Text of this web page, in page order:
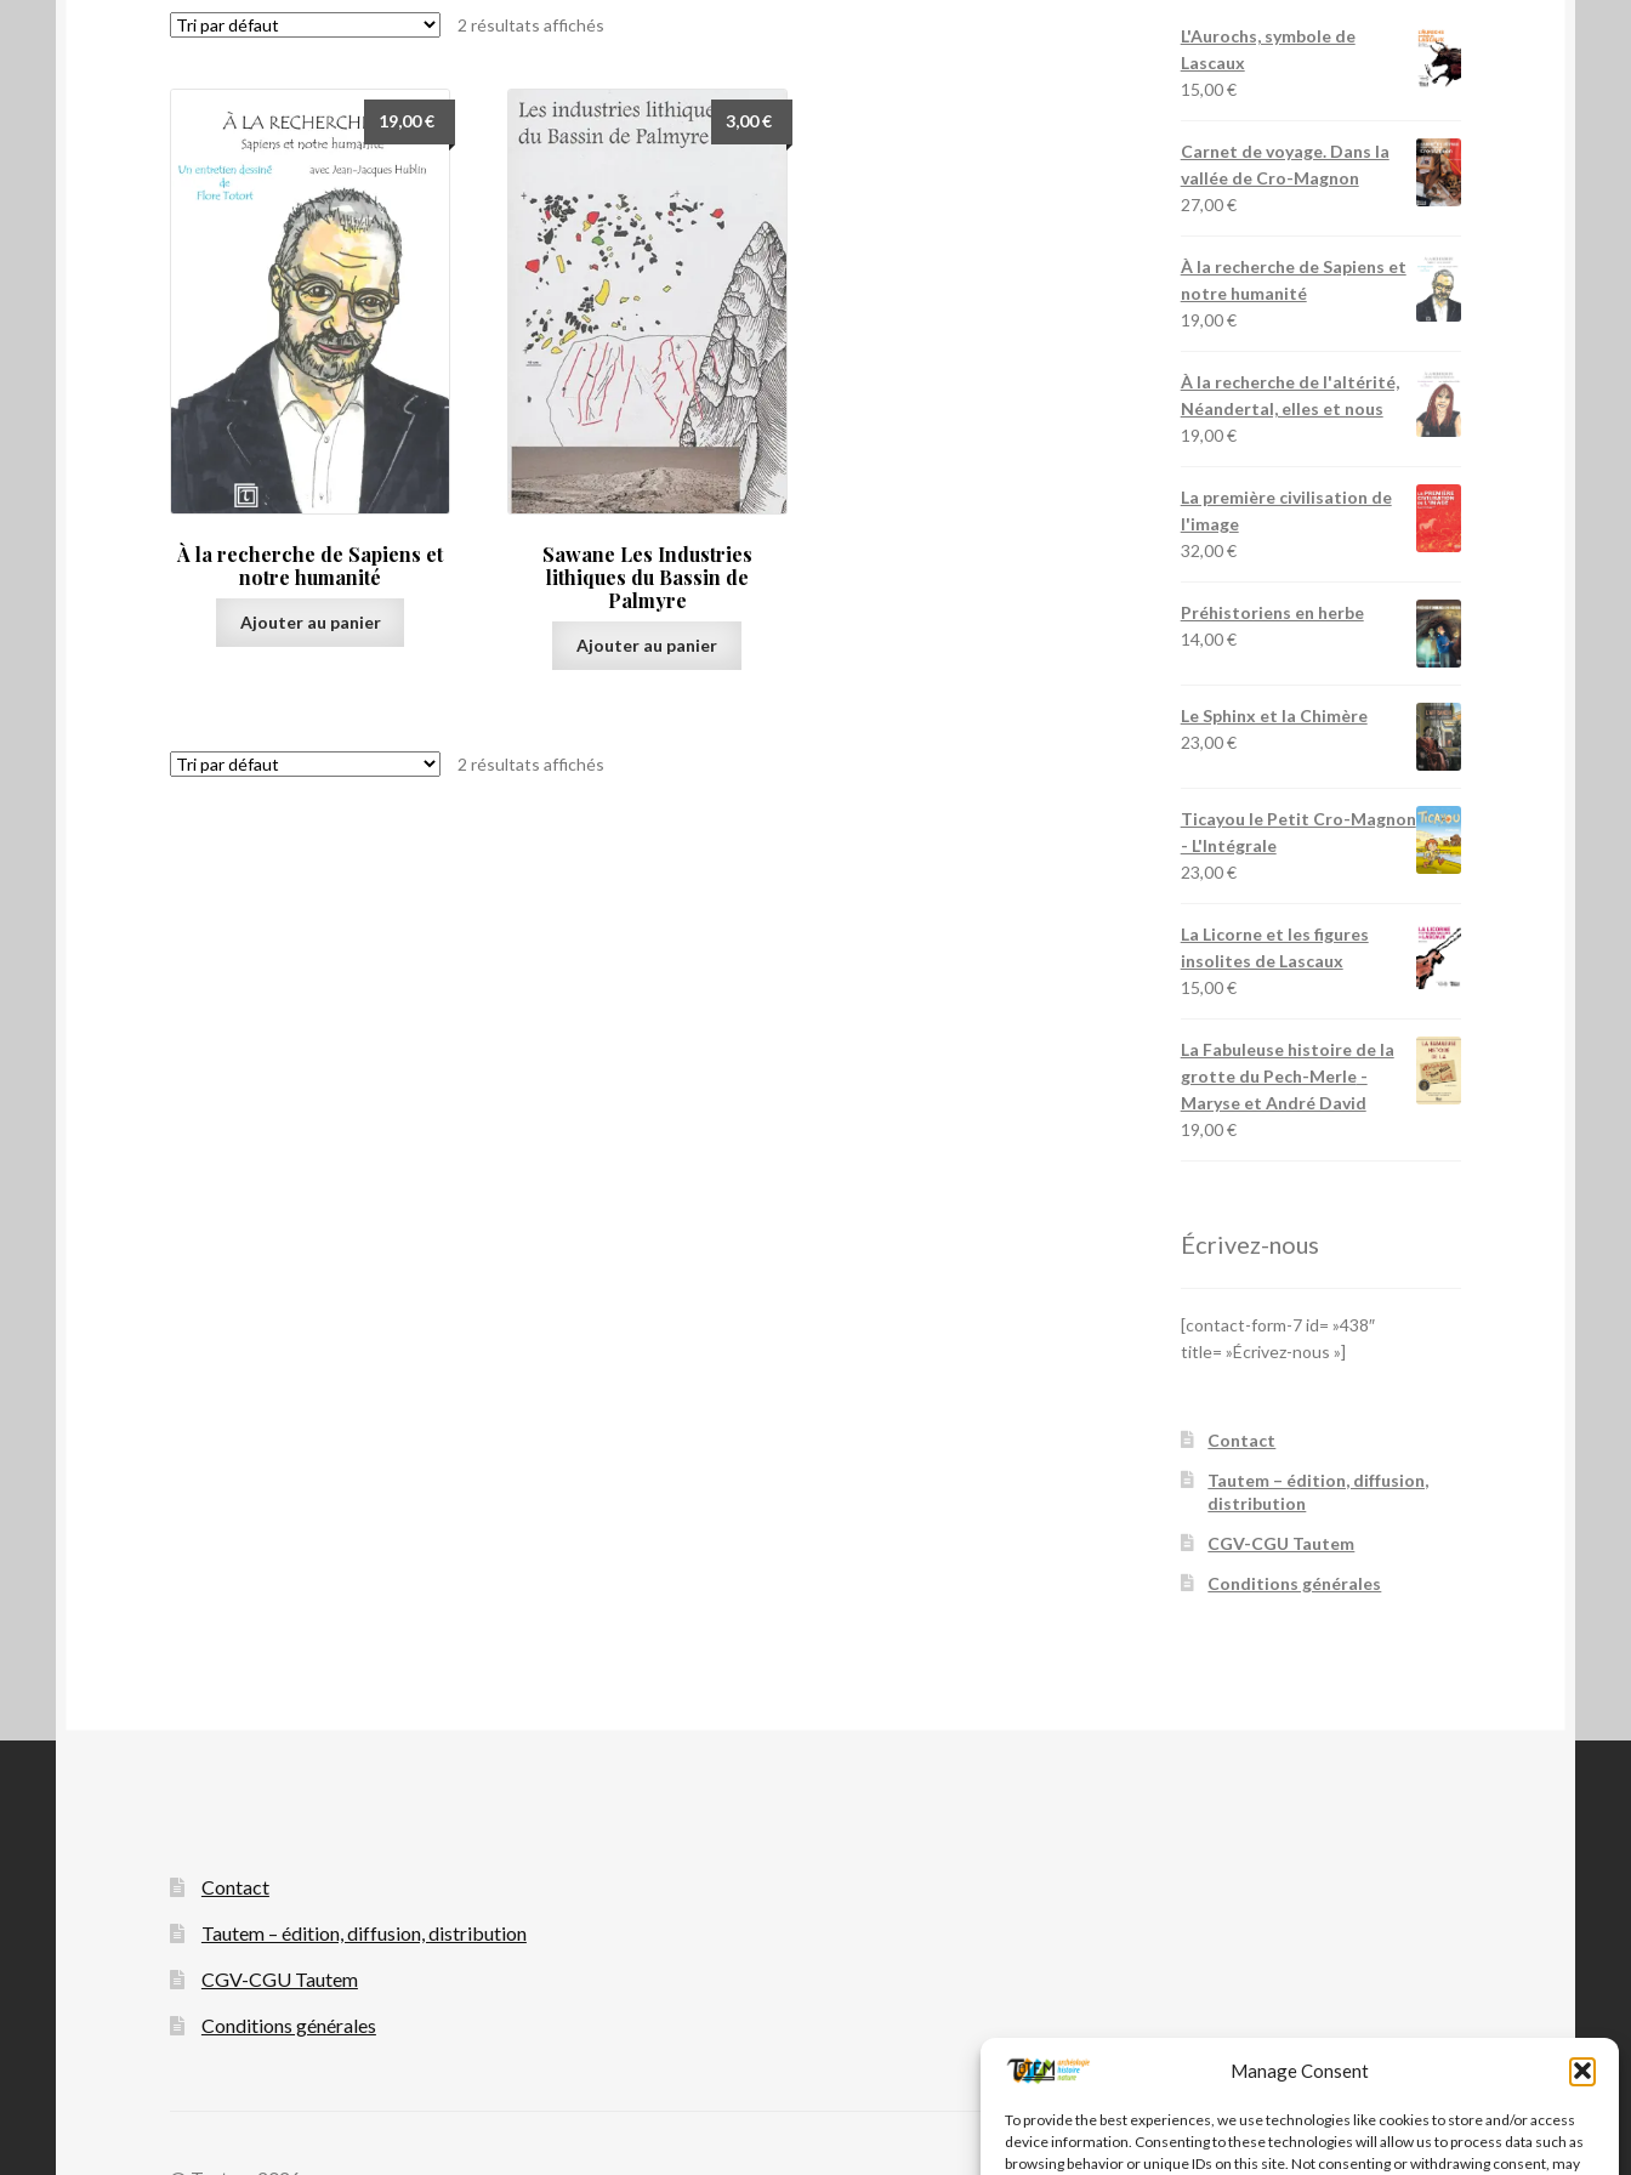
Manage Consent
To provide the best experiences, we use technologies like cookies to store and/or access
device information. Consenting to these technologies will allow us to process data such as
browsing behavior or unique IDs on this site. Not consenting or withdrawing consent, may
2 résultats affichés
À la recherche de Sapiens et
notre humanité
19,00€
Ajouter au panier
Sawane Les Industries
lithiques du Bassin de
Palmyre
3,00€
Ajouter au panier
2 résultats affichés
L'Aurochs, symbole de
Lascaux
15,00€
Carnet de voyage. Dans la
vallée de Cro-Magnon
27,00€
À la recherche de Sapiens et
notre humanité
19,00€
À la recherche de l'altérité,
Néandertal, elles et nous
19,00€
La première civilisation de
l'image
32,00€
Préhistoriens en herbe
14,00€
Le Sphinx et la Chimère
23,00€
Ticayou le Petit Cro-Magnon
- L'Intégrale
23,00€
La Licorne et les figures
insolites de Lascaux
15,00€
La Fabuleuse histoire de la
grotte du Pech-Merle-
Maryse et André David
19,00€
Écrivez-nous
[contact-form-7 id= »438″
title= »Écrivez-nous »]
Contact
Tautem – édition, diffusion,
distribution
CGV-CGU Tautem
Conditions générales
Contact
Tautem – édition, diffusion, distribution
CGV-CGU Tautem
Conditions générales